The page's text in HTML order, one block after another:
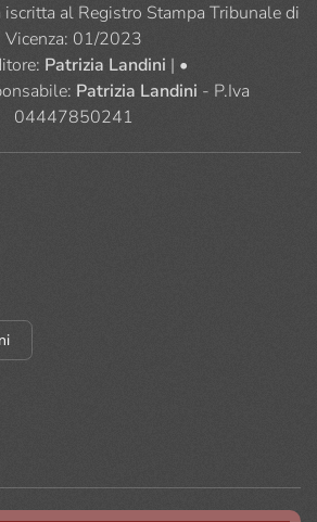
al Registro Stampa Tribunale di
Vicenza: 01/2023
Patrizia Landini | •
Patrizia Landini - P.Iva
04447850241